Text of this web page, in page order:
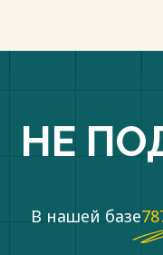
НЕ
В нашей базе